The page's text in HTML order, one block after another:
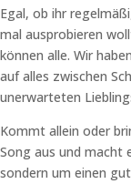
Egal, ob ihr
mal ausprobieren
können alle. Wir
auf alles zwischen
unerwarteten
Kommt allein oder
Song aus und macht
sondern um einen